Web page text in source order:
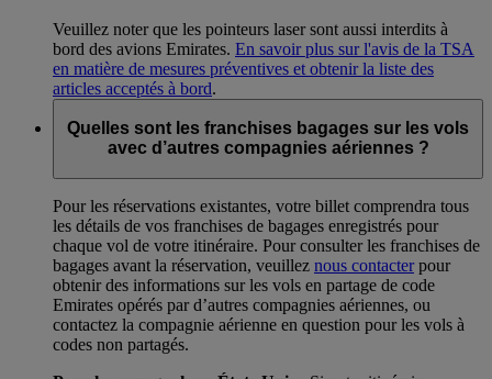
Veuillez noter que les pointeurs laser sont aussi interdits à
bord des avions Emirates. En savoir plus sur l'avis de la TSA
en matière de mesures préventives et obtenir la liste des
articles acceptés à bord.
Quelles sont les franchises bagages sur les vols
avec d’autres compagnies aériennes ?
Pour les réservations existantes, votre billet comprendra tous
les détails de vos franchises de bagages enregistrés pour
chaque vol de votre itinéraire. Pour consulter les franchises de
bagages avant la réservation, veuillez nous contacterpour
obtenir des informations sur les vols en partage de code
Emirates opérés par d’autres compagnies aériennes, ou
contactez la compagnie aérienne en question pour les vols à
codes non partagés.